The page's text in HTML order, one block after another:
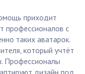
приходит
профессионалов с
таких аватарок.
который учтёт
Профессионалы